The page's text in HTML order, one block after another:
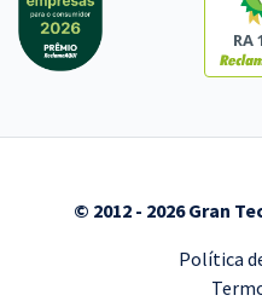
RA
© 2012 - 2026 Gran
Política